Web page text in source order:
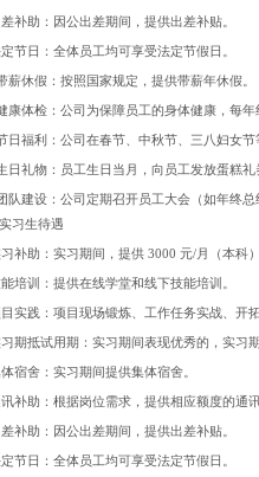
补助：因公出差期间，提供出差补贴。
节日：全体员工均可享受法定节假日。
薪休假：按照国家规定，提供带薪年休假。
康体检：公司为保障员工的身体健康，每
日福利：公司在春节、中秋节、三八妇女
日礼物：员工生日当月，向员工发放蛋糕
队建设：公司定期召开员工大会（如年终
习生待遇
补助：实习期间，提供 3000 元/月（本科
培训：提供在线学堂和线下技能培训。
实践：项目现场锻炼、工作任务实战、开
期抵试用期：实习期间表现优秀的，实习
宿舍：实习期间提供集体宿舍。
补助：根据岗位需求，提供相应额度的通
补助：因公出差期间，提供出差补贴。
节日：全体员工均可享受法定节假日。